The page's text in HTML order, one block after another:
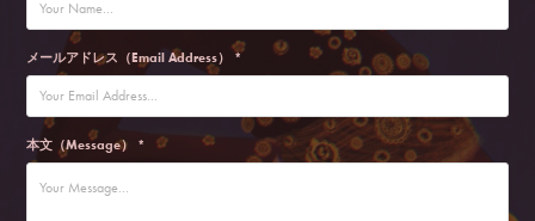
メールアドレス（Email Address） *
本文（Message） *